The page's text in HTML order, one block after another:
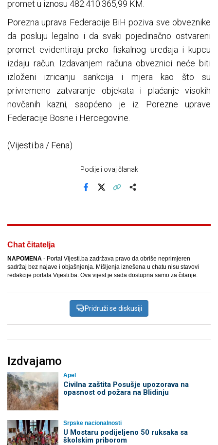
promet u iznosu 482.410.365,99 KM.
Porezna uprava Federacije BiH poziva sve obveznike
da posluju legalno i da svaki pojedinačno ostvareni
promet evidentiraju preko fiskalnog uređaja i kupcu
izdaju račun. Izdavanjem računa obveznici neće biti
izloženi izricanju sankcija i mjera kao što su
privremeno zatvaranje objekata i plaćanje visokih
novčanih kazni, saopćeno je iz Porezne uprave
Federacije Bosne i Hercegovine.
(Vijesti.ba / Fena)
Podijeli ovaj članak
Chat čitatelja
NAPOMENA - Portal Vijesti.ba zadržava pravo da obriše neprimjeren
sadržaj bez najave i objašnjenja. Mišljenja iznešena u chatu nisu stavovi
redakcije portala Vijesti.ba. Ova vijest je sada dostupna samo za čitanje.
Pridruži se diskusiji
Izdvajamo
Apel
Civilna zaštita Posušje upozorava na
opasnost od požara na Blidinju
Srpske nacionalnosti
U Mostaru podijeljeno 50 ruksaka sa
školskim priborom